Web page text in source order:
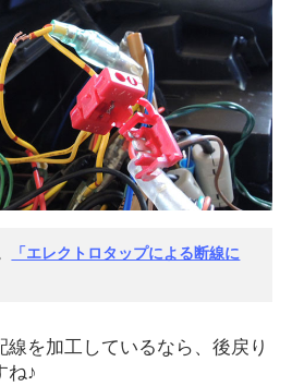
「エレクトロタップによる断線に
線を加工しているなら、後戻り
ね♪